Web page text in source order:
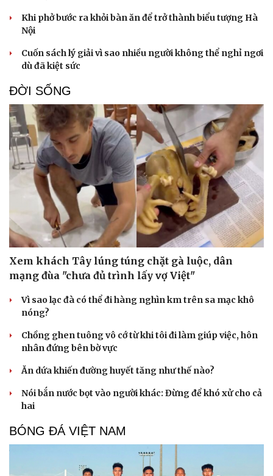
Khi phở bước ra khỏi bàn ăn để trở thành biểu tượng Hà
Nội
Cuốn sách lý giải vì sao nhiều người không thể nghỉ ngơi
dù đã kiệt sức
ĐỜI SỐNG
Xem khách Tây lúng túng chặt gà luộc, dân
mạng đùa "chưa đủ trình lấy vợ Việt"
Vì sao lạc đà có thể đi hàng nghìn km trên sa mạc khô
nóng?
Chồng ghen tuông vô cớ từ khi tôi đi làm giúp việc, hôn
nhân đứng bên bờ vực
Ăn dứa khiến đường huyết tăng như thế nào?
Nói bắn nước bọt vào người khác: Đừng để khó xử cho cả
hai
BÓNG ĐÁ VIỆT NAM